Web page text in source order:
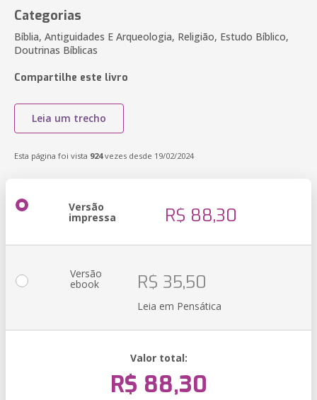
Categorias
Bíblia, Antiguidades E Arqueologia, Religião, Estudo Bíblico,
Doutrinas Bíblicas
Compartilhe este livro
Leia um trecho
Esta página foi vista 924vezes desde 19/02/2024
Versão
impressa R$ 88,30
Versão
ebook R$ 35,50
Leia em Pensática
Valor total:
R$ 88,30